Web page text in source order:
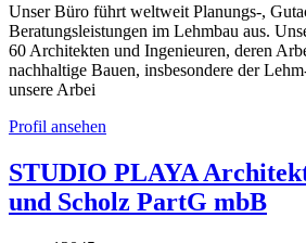
Unser Büro führt weltweit Planungs-,
Beratungsleistungen im Lehmbau aus.
60 Architekten und Ingenieuren, deren
nachhaltige Bauen, insbesondere der
unsere Arbei
Profil ansehen
STUDIO PLAYA
und Scholz PartG mbB